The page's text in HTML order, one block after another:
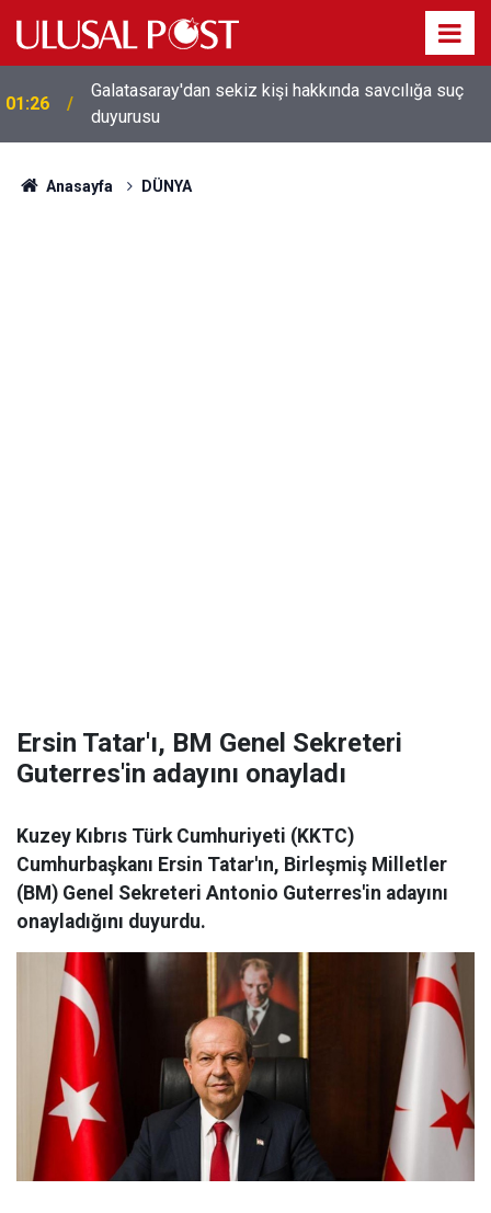
01:26
Galatasaray'dan sekiz kişi hakkında savcılığa suç
duyurusu
Anasayfa DÜNYA
Ersin Tatar'ı, BM Genel Sekreteri
Guterres'in adayını onayladı
Kuzey Kıbrıs Türk Cumhuriyeti (KKTC)
Cumhurbaşkanı Ersin Tatar'ın, Birleşmiş Milletler
(BM) Genel Sekreteri Antonio Guterres'in adayını
onayladığını duyurdu.